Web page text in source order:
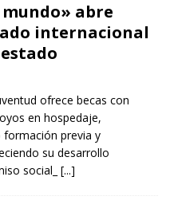
abre
internacional
ofrece becas con
en hospedaje,
previa y
su desarrollo
social_ [...]